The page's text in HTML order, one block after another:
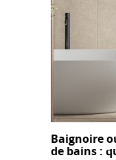
Baignoire
de bains :